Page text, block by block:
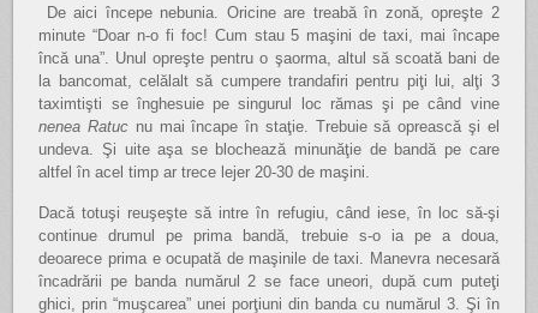
De aici începe nebunia. Oricine are treabă în zonă, opreşte 2
minute “Doar n-o fi foc! Cum stau 5 maşini de taxi, mai încape
încă una”. Unul opreşte pentru o şaorma, altul să scoată bani de
la bancomat, celălalt să cumpere trandafiri pentru piţi lui, alţi 3
taximtişti se înghesuie pe singurul loc rămas şi pe când vine
nenea Ratuc nu mai încape în staţie. Trebuie să oprească şi el
undeva. Şi uite aşa se blochează minunăţie de bandă pe care
altfel în acel timp ar trece lejer 20-30 de maşini.
Dacă totuşi reuşeşte să intre în refugiu, când iese, în loc să-şi
continue drumul pe prima bandă, trebuie s-o ia pe a doua,
deoarece prima e ocupată de maşinile de taxi. Manevra necesară
încadrării pe banda numărul 2 se face uneori, după cum puteţi
ghici, prin “muşcarea” unei porţiuni din banda cu numărul 3. Şi în